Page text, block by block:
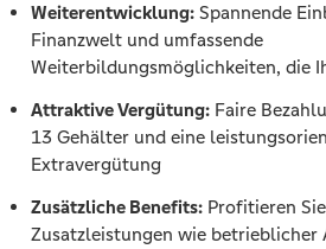
Weiterentwicklung:Spannende
Finanzwelt und umfassende
Weiterbildungsmöglichkeiten, die
Attraktive Vergütung:Faire
13 Gehälter und eine
Extravergütung
Zusätzliche Benefits:Profitieren
Zusatzleistungen wie betrieblicher